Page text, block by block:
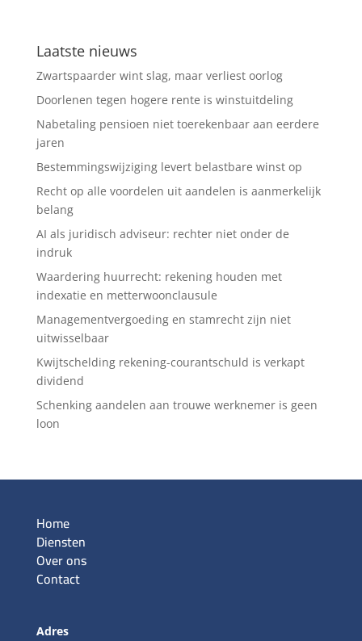
Laatste nieuws
Zwartspaarder wint slag, maar verliest oorlog
Doorlenen tegen hogere rente is winstuitdeling
Nabetaling pensioen niet toerekenbaar aan eerdere
jaren
Bestemmingswijziging levert belastbare winst op
Recht op alle voordelen uit aandelen is aanmerkelijk
belang
AI als juridisch adviseur: rechter niet onder de
indruk
Waardering huurrecht: rekening houden met
indexatie en metterwoonclausule
Managementvergoeding en stamrecht zijn niet
uitwisselbaar
Kwijtschelding rekening-courantschuld is verkapt
dividend
Schenking aandelen aan trouwe werknemer is geen
loon
Home
Diensten
Over ons
Contact
Adres